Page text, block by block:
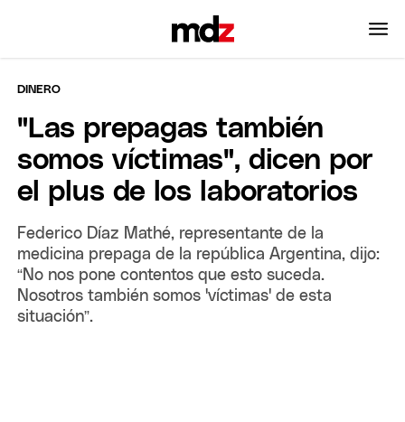
DINERO
"Las prepagas también
somos víctimas", dicen por
el plus de los laboratorios
Federico Díaz Mathé, representante de la
medicina prepaga de la república Argentina, dijo:
“No nos pone contentos que esto suceda.
Nosotros también somos 'víctimas' de esta
situación”.